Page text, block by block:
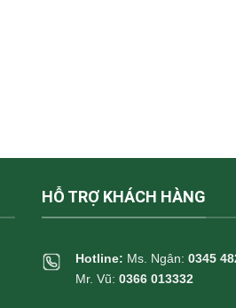
HỖ TRỢ KHÁCH HÀNG
Hotline: Ms. Ngân: 0345
Mr. Vũ: 0366 013332